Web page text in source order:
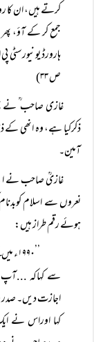
کرتے ہیں، ان کا
جمع کر کے آؤ،
ہارورڈ
ص ۳۳)
غازی صاحب ؒ نے جس
ذکرکیا ہے، وہ انھی کے
آمین۔
غازیؒ صاحب نے
نعروں سے اسلام
ہوئے رقم طراز ہیں:
سے کہاکہ ...آپ
اجازت دیں۔ صدر
کہا اوراس نے